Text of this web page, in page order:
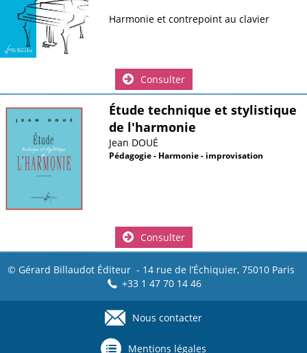
Harmonie et contrepoint au clavier
Consulter
Étude technique et stylistique
de l'harmonie
Jean DOUÉ
Pédagogie - Harmonie - improvisation
Consulter
© Gérard Billaudot Éditeur - 14 rue de l’Échiquier, 75010 Paris
+33 1 47 70 14 46
Nous contacter
Mentions légales